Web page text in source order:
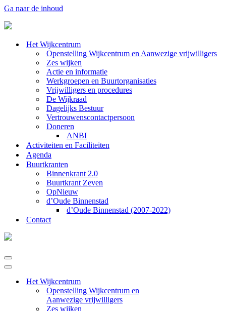
Ga naar de inhoud
Het Wijkcentrum
Openstelling Wijkcentrum en Aanwezige vrijwilligers
Zes wijken
Actie en informatie
Werkgroepen en Buurtorganisaties
Vrijwilligers en procedures
De Wijkraad
Dagelijks Bestuur
Vertrouwenscontactpersoon
Doneren
ANBI
Activiteiten en Faciliteiten
Agenda
Buurtkranten
Binnenkrant 2.0
Buurtkrant Zeven
OpNieuw
d’Oude Binnenstad
d’Oude Binnenstad (2007-2022)
Contact
Navigatie
Menu
Navigatie
Het Wijkcentrum
Openstelling Wijkcentrum en
Aanwezige vrijwilligers
Zes wijken